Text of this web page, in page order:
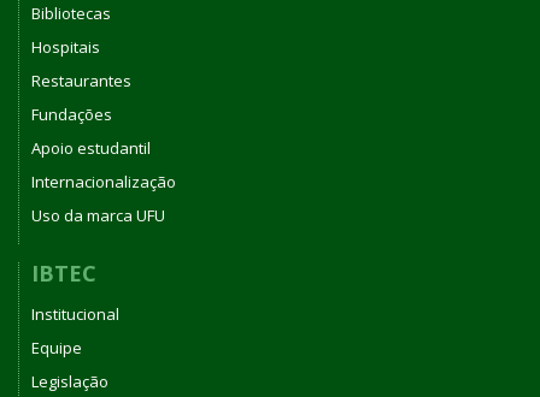
Bibliotecas
Hospitais
Restaurantes
Fundações
Apoio estudantil
Internacionalização
Uso da marca UFU
IBTEC
Institucional
Equipe
Legislação